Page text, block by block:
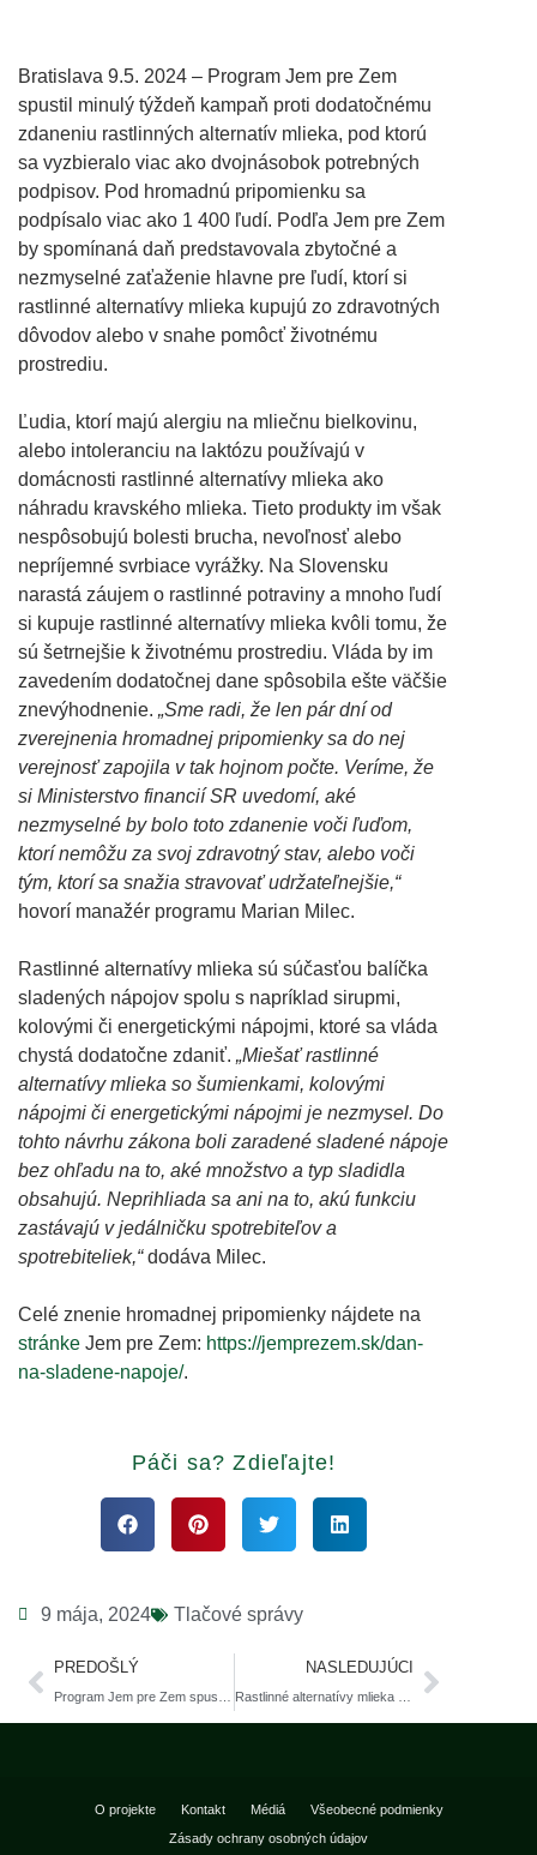
Bratislava 9.5. 2024 – Program Jem pre Zem
spustil minulý týždeň kampaň proti dodatočnému
zdaneniu rastlinných alternatív mlieka, pod ktorú
sa vyzbieralo viac ako dvojnásobok potrebných
podpisov. Pod hromadnú pripomienku sa
podpísalo viac ako 1 400 ľudí. Podľa Jem pre Zem
by spomínaná daň predstavovala zbytočné a
nezmyselné zaťaženie hlavne pre ľudí, ktorí si
rastlinné alternatívy mlieka kupujú zo zdravotných
dôvodov alebo v snahe pomôcť životnému
prostrediu.
Ľudia, ktorí majú alergiu na mliečnu bielkovinu,
alebo intoleranciu na laktózu používajú v
domácnosti rastlinné alternatívy mlieka ako
náhradu kravského mlieka. Tieto produkty im však
nespôsobujú bolesti brucha, nevoľnosť alebo
nepríjemné svrbiace vyrážky. Na Slovensku
narastá záujem o rastlinné potraviny a mnoho ľudí
si kupuje rastlinné alternatívy mlieka kvôli tomu, že
sú šetrnejšie k životnému prostrediu. Vláda by im
zavedením dodatočnej dane spôsobila ešte väčšie
znevýhodnenie. „Sme radi, že len pár dní od
zverejnenia hromadnej pripomienky sa do nej
verejnosť zapojila v tak hojnom počte. Veríme, že
si Ministerstvo financií SR uvedomí, aké
nezmyselné by bolo toto zdanenie voči ľuďom,
ktorí nemôžu za svoj zdravotný stav, alebo voči
tým, ktorí sa snažia stravovať udržateľnejšie,“
hovorí manažér programu Marian Milec.
Rastlinné alternatívy mlieka sú súčasťou balíčka
sladených nápojov spolu s napríklad sirupmi,
kolovými či energetickými nápojmi, ktoré sa vláda
chystá dodatočne zdaniť. „Miešať rastlinné
alternatívy mlieka so šumienkami, kolovými
nápojmi či energetickými nápojmi je nezmysel. Do
tohto návrhu zákona boli zaradené sladené nápoje
bez ohľadu na to, aké množstvo a typ sladidla
obsahujú. Neprihliada sa ani na to, akú funkciu
zastávajú v jedálničku spotrebiteľov a
spotrebiteliek,“dodáva Milec.
Celé znenie hromadnej pripomienky nájdete na
stránke Jem pre Zem: https://jemprezem.sk/dan-
na-sladene-napoje/.
Páči sa? Zdieľajte!
9 mája, 2024 Tlačové správy
PREDOŠLÝ NASLEDUJÚCI
O projekte Kontakt Médiá
Všeobecné podmienky
Zásady ochrany osobných údajov